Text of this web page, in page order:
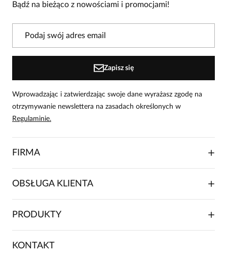
W naszej witrynie opinie mogą dodawać tylko
Bądź na bieżąco z nowościami i promocjami!
Zapisz się
Wprowadzając i zatwierdzając swoje dane wyrażasz zgodę na
otrzymywanie newslettera na zasadach określonych w
Regulaminie.
FIRMA
O NAS
FRANCZYZA
OBSŁUGA KLIENTA
SKŁADANIE ZAMÓWIENIA
FAQ
PRODUKTY
SUKIENKI
KONTAKT